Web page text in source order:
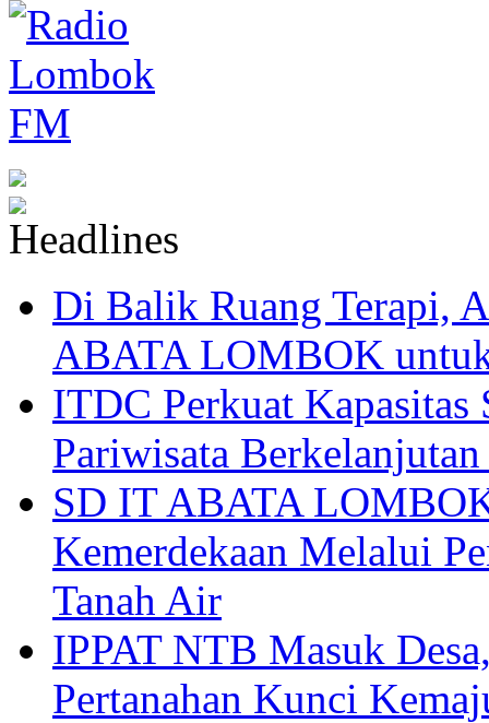
Di Balik Ruang Terapi,
ABATA LOMBOK
ITDC Perkuat
Pariwisata
SD IT ABATA
Kemerdekaan Melalui
Tanah Air
IPPAT NTB Masuk
Pertanahan Kunci